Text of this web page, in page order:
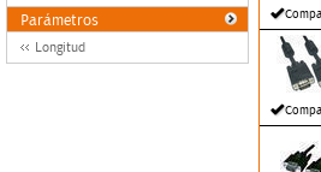
Parámetros
Longitud